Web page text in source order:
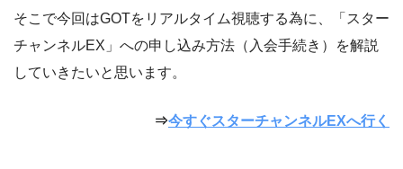
そこで今回はGOTをリアルタイム視聴する為に、「スター
チャンネルEX」への申し込み方法（入会手続き）を解説
していきたいと思います。
⇒今すぐスターチャンネルEXへ行く